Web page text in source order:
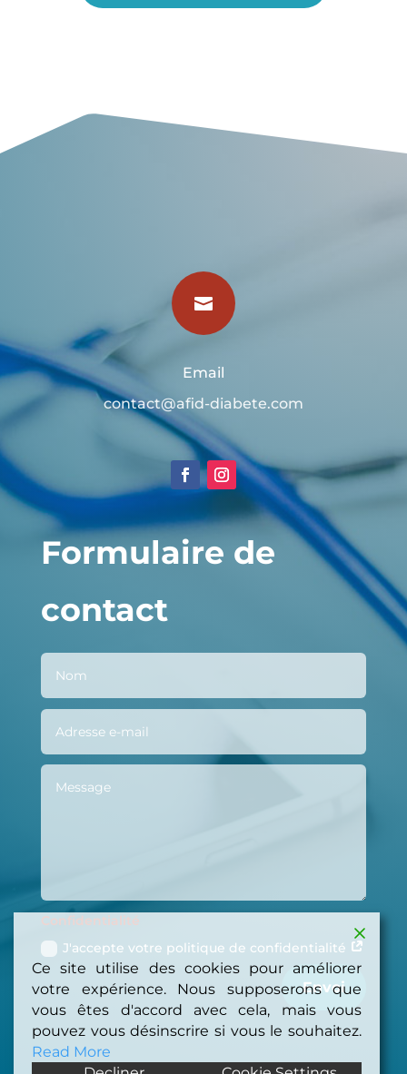

Email
contact@afid-diabete.com
Formulaire de
contact
Confidentialité
J'accepte votre politique de confidentialité
Envoi
Ce site utilise des cookies pour améliorer
votre expérience. Nous supposerons que
vous êtes d'accord avec cela, mais vous
pouvez vous désinscrire si vous le souhaitez.
Read More